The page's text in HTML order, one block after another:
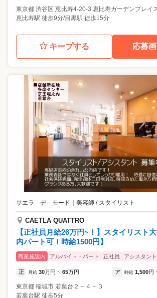
東京都 渋谷区 恵比寿4-20-3 恵比寿ガーデンプレイ
恵比寿駅 徒歩9分/目黒駅 徒歩15分
キープする 応募
サエラ デ モード 美容師 / スタイリスト
CAETLA QUATTRO
【正社員月給26万円~！】スタイリスト
内パート可！時給1500円】
商業施設内 アルバイト・パート 正社員 アシスタント
正 月給 30万円 ~ 65万円 ア 時給 1,500円
東京都 稲城市 若葉台２－４－３
若葉台駅 徒歩5分